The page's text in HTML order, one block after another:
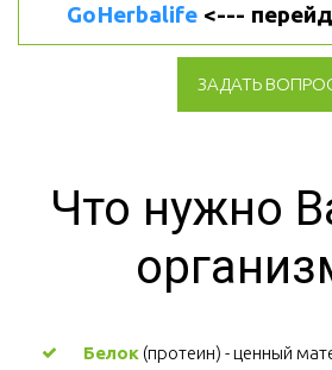
GoHerbalife <---
ЗАДАТЬ
Что нужно
Белок (протеин) - ценный